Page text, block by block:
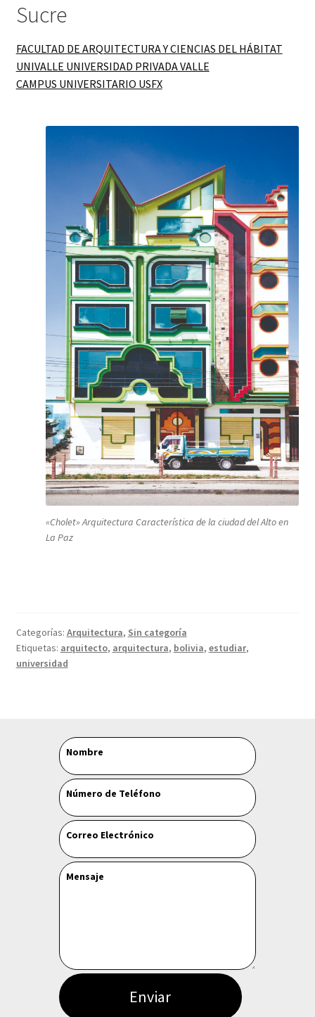
Sucre
FACULTAD DE ARQUITECTURA Y CIENCIAS DEL HÁBITAT
UNIVALLE UNIVERSIDAD PRIVADA VALLE
CAMPUS UNIVERSITARIO USFX
«Cholet» Arquitectura Característica de la ciudad del Alto en
La Paz
Categorías: Arquitectura, Sin categoría
Etiquetas: arquitecto, arquitectura, bolivia, estudiar,
universidad
Leave
this
field
blank
Nombre
Número de Teléfono
Correo Electrónico
Mensaje
Enviar